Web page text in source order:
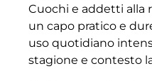
Cuochi e addetti alla
un capo pratico e
uso quotidiano
stagione e contesto